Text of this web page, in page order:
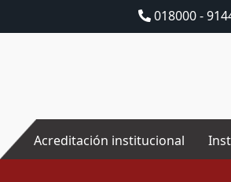
018000 -
Acreditación institucional